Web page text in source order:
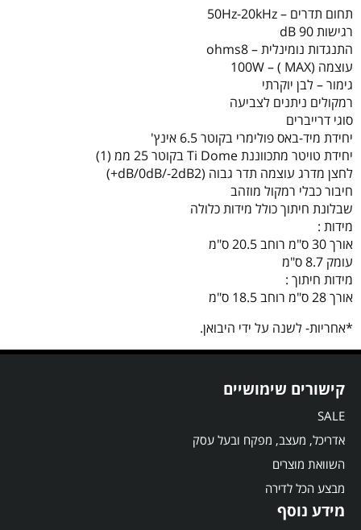
תחום תדרים – 50Hz-20kHz
רגישות 90 dB
התנגדות נומינלית – ohms8
עוצמה (100W – ( MAX
גימור – לבן יוקרתי
רמקולים ניתנים לצביעה
סוגי דרייברים
יחידת מיד-באס פולימרי בקוטר 6.5 אינץ'
יחידת טויטר מתכווננת Ti Dome בקוטר 25 ממ (1)
לחצן מדרג עוצמה תדר גבוה (dB/0dB/-2dB2+)
חיבור כבלי רמקול מוזהב
שבלונת חיתוך כולל מידות כלולה
מידות :
אורך 30 ס"מ רוחב 20.5 ס"מ
עומק 8.7 ס"מ
מידות חיתוך :
אורך 28 ס"מ רוחב 18.5 ס"מ
*אחריות- לשנה על ידי היבואן.
קישורים שימושיים
SALE
אדריכל, מעצב, מפקח ובעל עסק
השוואת מוצרים
מבצע הכל לדירה
מידע נוסף